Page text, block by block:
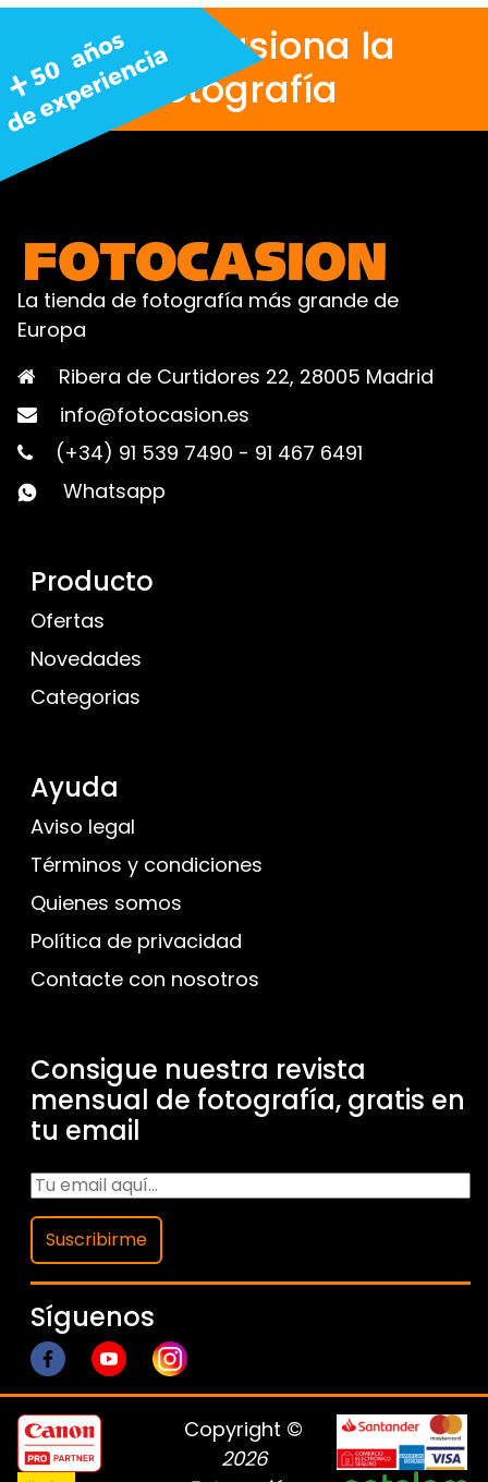
Nos apasiona la
fotografía
La tienda de fotografía más grande de
Europa
Ribera de Curtidores 22, 28005 Madrid
info@fotocasion.es
(+34) 91 539 7490 - 91 467 6491
Whatsapp
Producto
Ofertas
Novedades
Categorias
Ayuda
Aviso legal
Términos y condiciones
Quienes somos
Política de privacidad
Contacte con nosotros
Consigue nuestra revista
mensual de fotografía, gratis en
tu email
Suscribirme
Síguenos
Copyright ©
2026